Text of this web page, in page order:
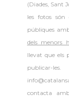
(Diades, Sant
les fotos són
públiques
dels menors
llevat que els
publicar-
contacta